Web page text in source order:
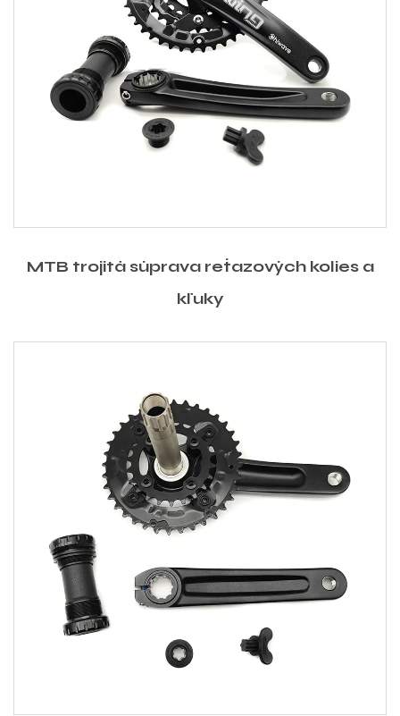
MTB trojitá súprava reťazových kolies a
kľuky